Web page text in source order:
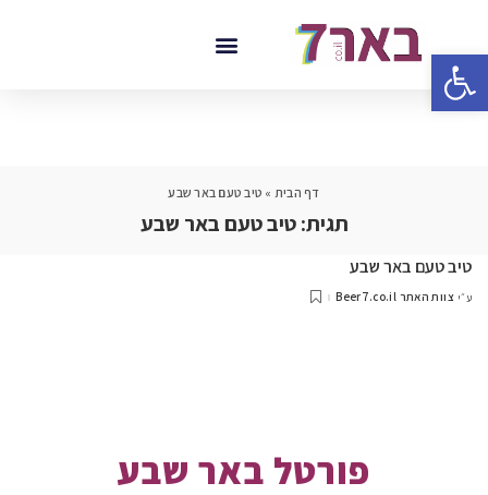
פתח סרגל נגישות
דף הבית » טיב טעם באר שבע
תגית:טיב טעם באר שבע
טיב טעם באר שבע
ע״י צוות האתר Beer7.co.il
פורטל באר שבע